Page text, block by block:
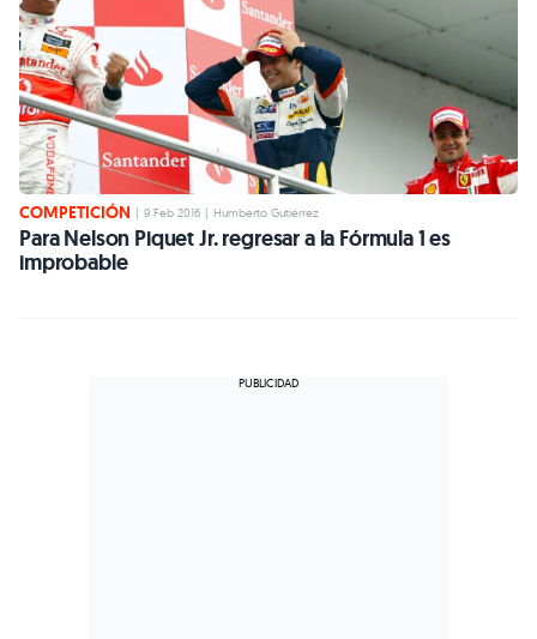
COMPETICIÓN | 9 Feb 2016 | Humberto Gutiérrez
Para Nelson Piquet Jr. regresar a la Fórmula 1 es
improbable